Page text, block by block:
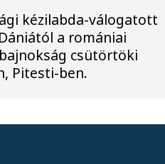
kézilabda-válogatott
a romániai
csütörtöki
Pitesti-ben.